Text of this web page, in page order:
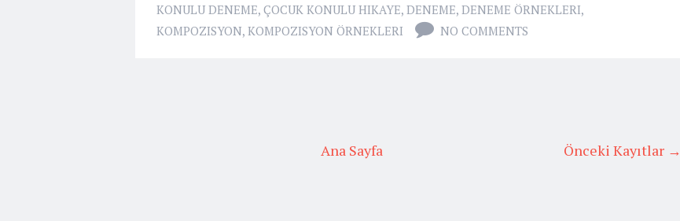
KONULU DENEME, ÇOCUK KONULU HIKAYE, DENEME, DENEME ÖRNEKLERI,
KOMPOZISYON, KOMPOZISYON ÖRNEKLERI NO COMMENTS
Önceki Kayıtlar →
Ana Sayfa